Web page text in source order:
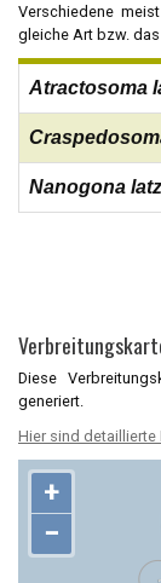
Verschiedene
gleiche Art bzw.
Atractosoma
Nanogona
Diese
generiert.
Hier sind
+
−